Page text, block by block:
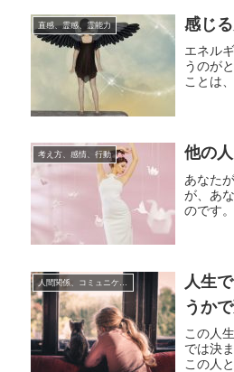
直感、霊感、霊能力 感じ
エネル
うのが
ことは
考え方、感情、行動 他の
あなた
が、あ
のです
人生
うか
この人
では決
この人